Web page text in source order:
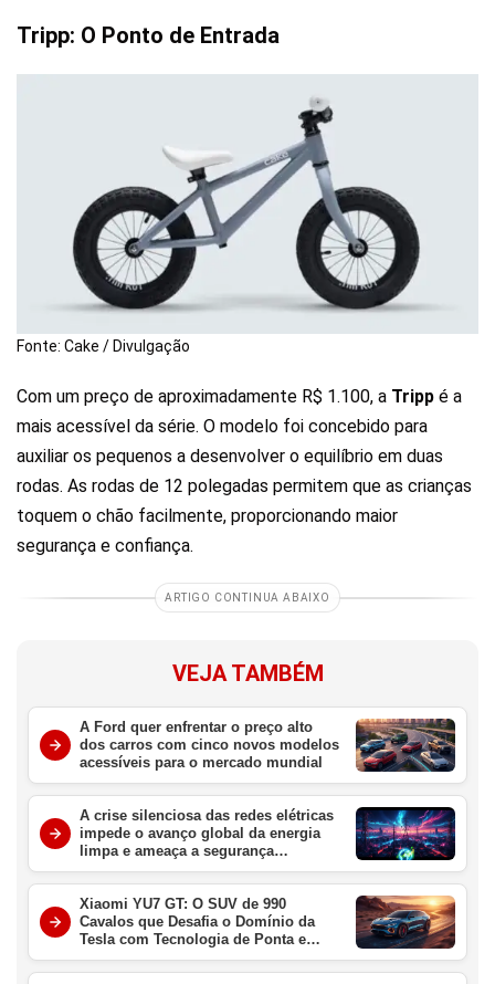
Tripp: O Ponto de Entrada
Fonte: Cake / Divulgação
Com um preço de aproximadamente R$ 1.100, a Tripp é a
mais acessível da série. O modelo foi concebido para
auxiliar os pequenos a desenvolver o equilíbrio em duas
rodas. As rodas de 12 polegadas permitem que as crianças
toquem o chão facilmente, proporcionando maior
segurança e confiança.
ARTIGO CONTINUA ABAIXO
VEJA TAMBÉM
A Ford quer enfrentar o preço alto
dos carros com cinco novos modelos
acessíveis para o mercado mundial
A crise silenciosa das redes elétricas
impede o avanço global da energia
limpa e ameaça a segurança
energética
Xiaomi YU7 GT: O SUV de 990
Cavalos que Desafia o Domínio da
Tesla com Tecnologia de Ponta e
Velocidade Extrema